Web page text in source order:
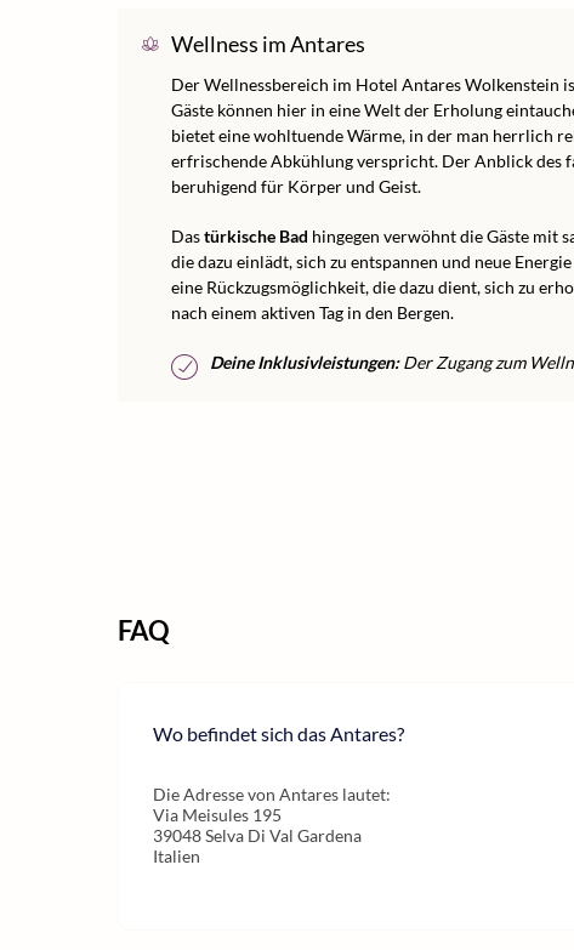
Wellness im Antares
Der Wellnessbereich im Hotel Antares Wolkenstein
Gäste können hier in eine Welt der Erholung
bietet eine wohltuende Wärme, in der man herrlich
erfrischende Abkühlung verspricht. Der Anblick des
beruhigend für Körper und Geist.
Dastürkische Bad hingegen verwöhnt die Gäste mit
die dazu einlädt, sich zu entspannen und neue
eine Rückzugsmöglichkeit, die dazu dient, sich zu
nach einem aktiven Tag in den Bergen.
Deine Inklusivleistungen:Der Zugang zum
FAQ
Wo befindet sich das Antares?
Die Adresse von Antares lautet:
Via Meisules 195
39048 Selva Di Val Gardena
Italien